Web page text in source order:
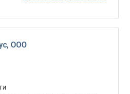
ООО